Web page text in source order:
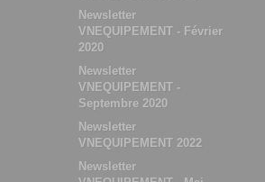
Newsletter
VNEQUIPEMENT - Février
2020
Newsletter
VNEQUIPEMENT -
Septembre 2020
Newsletter
VNEQUIPEMENT 2022
Newsletter